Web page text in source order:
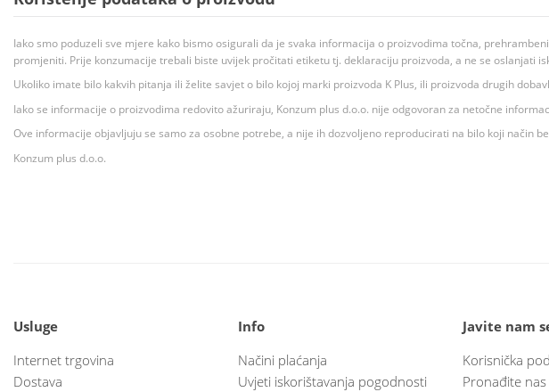
Iako smo poduzeli sve mjere kako bismo osigurali da je svaka informacija o proizvodima točna,
promjeniti. Prije konzumacije trebali biste uvijek pročitati etiketu tj. deklaraciju proizvoda, a ne se oslanjati
Ukoliko imate bilo kakvih pitanja ili želite savjet o bilo kojoj marki proizvoda K Plus, ili proizvoda drugih
Iako se informacije o proizvodima redovito ažuriraju, Konzum plus d.o.o. nije odgovoran za netočne
Ove informacije objavljuju se samo za osobne potrebe, a nije ih dozvoljeno reproducirati na bilo koji način
Konzum plus d.o.o.
Usluge
Internet trgovina
Dostava
Info
Načini plaćanja
Uvjeti iskorištavanja pogodnosti
Javite nam
Korisnička
Pronađite nas